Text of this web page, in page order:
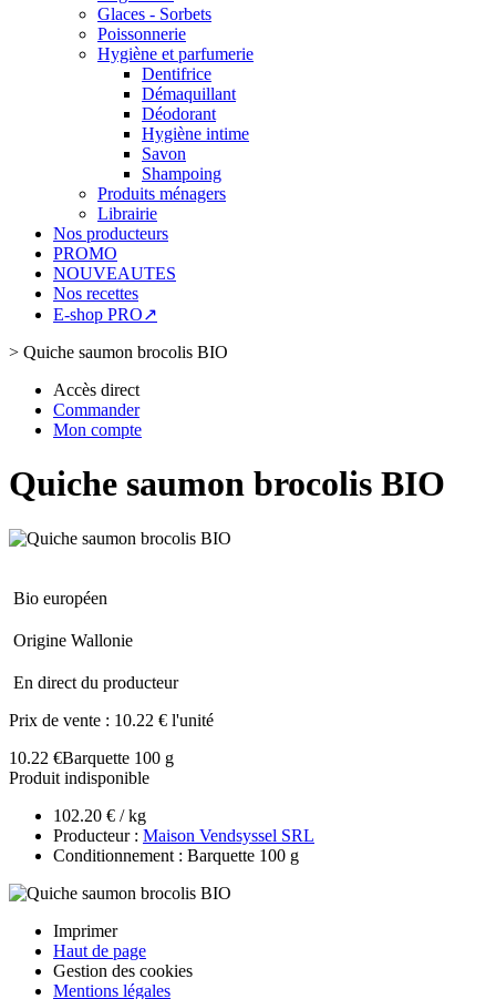
Glaces - Sorbets
Poissonnerie
Hygiène et parfumerie
Dentifrice
Démaquillant
Déodorant
Hygiène intime
Savon
Shampoing
Produits ménagers
Librairie
Nos producteurs
PROMO
NOUVEAUTES
Nos recettes
E-shop PRO↗
> Quiche saumon brocolis BIO
Accès direct
Commander
Mon compte
Quiche saumon brocolis BIO
Bio européen
Origine Wallonie
En direct du producteur
Prix de vente : 10.22 € l'unité
10.22 €Barquette 100 g
Produit indisponible
102.20 € / kg
Producteur : Maison Vendsyssel SRL
Conditionnement : Barquette 100 g
Imprimer
Haut de page
Gestion des cookies
Mentions légales